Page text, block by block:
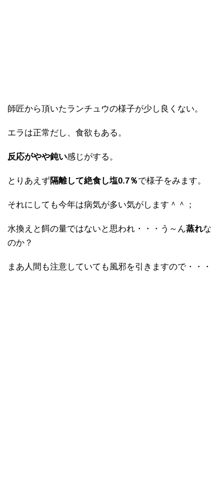
師匠から頂いたランチュウの様子が少し良くない。
エラは正常だし、食欲もある。
反応がやや鈍い感じがする。
とりあえず隔離して絶食し塩0.7％で様子をみます。
それにしても今年は病気が多い気がします＾＾；
水換えと餌の量ではないと思われ・・・う～ん蒸れな
のか？
まあ人間も注意していても風邪を引きますので・・・